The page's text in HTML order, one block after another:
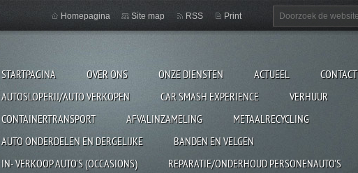
STARTPAGINA OVER ONS ONZE DIENSTEN ACTUEEL
CONTACT
AUTOSLOPERIJ/AUTO VERKOPEN
CAR SMASH EXPERIENCE
VERHUUR
CONTAINERTRANSPORT
AFVALINZAMELING
METAALRECYCLING
AUTO ONDERDELEN EN DERGELIJKE
BANDEN EN VELGEN
IN- VERKOOP AUTO'S (OCCASIONS)
REPARATIE/ONDERHOUD PERSONENAUTO'S
Homepagina Site map RSS Print